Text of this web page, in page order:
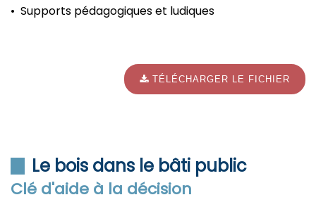
• Supports pédagogiques et ludiques
TÉLÉCHARGER LE FICHIER
Le bois dans le bâti public
Clé d'aide à la décision